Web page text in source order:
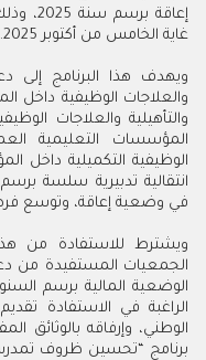
إعاقة
غاية الخامس من أكتوبر 2025.
ويهدف هذا البرنامج إلى دعم
والعلاجات الوظيفية داخل
والتأهيلية والعلاجات
المؤسسات التعليمية
الوظيفية التكميلية
في وضعية إعاقة، وتوسع
ويشترط للاستفادة من
الوضعية المالية برسم
الراغبة في الاستفادة
الوطني، وإرفاقه بالوثائق
برنامج “تحسين ظروف